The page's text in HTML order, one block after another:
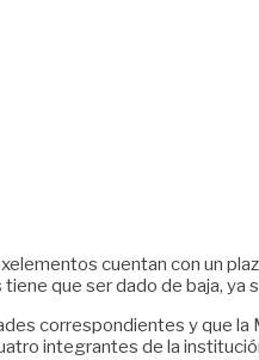
cuentan con un
que ser dado de baja,
correspondientes y que
integrantes de la